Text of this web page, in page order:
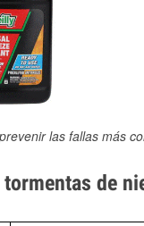
las fallas más
de